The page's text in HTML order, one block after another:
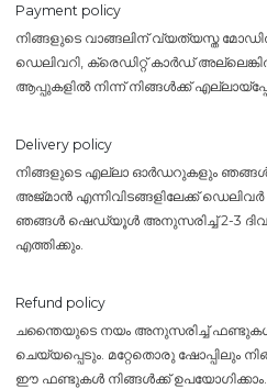
Payment policy
നിങ്ങളുടെ വാങ്ങലിന് വ്യത്യസ്ത
ഡെലിവറി, ക്രെഡിറ്റ് കാർഡ്
ആപ്പുകളിൽ നിന്ന് നിങ്ങൾക്ക്
Delivery policy
നിങ്ങളുടെ എല്ലാ ഓർഡറുകളും
അജ്മാൻ എന്നിവിടങ്ങളിലേക്ക് ഡെലിവർ
ഞങ്ങൾ ഷെഡ്യൂൾ അനുസരിച്ച് 2-3
എത്തിക്കും.
Refund policy
ചന്തൈയുടെ നയം അനുസരിച്ച് ഫണ്ടുകൾ
ചെയ്യപ്പെടും. മറ്റേതൊരു ഷോപ്പിലും
ഈ ഫണ്ടുകൾ നിങ്ങൾക്ക് ഉപയോഗിക്കാം.